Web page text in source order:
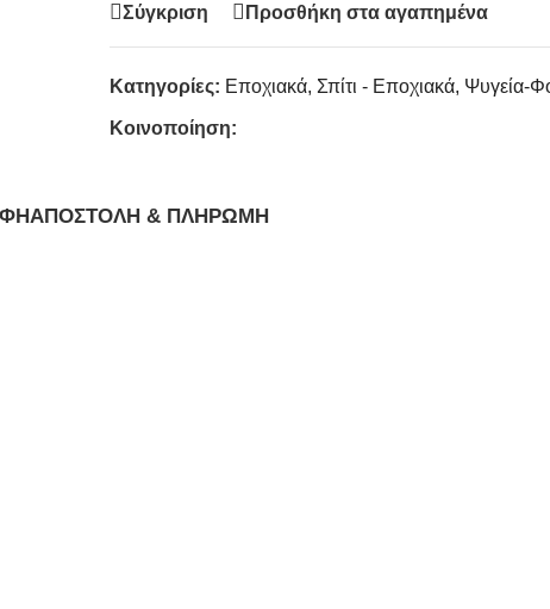
Σύγκριση Προσθήκη στα αγαπημένα
Κατηγορίες: Εποχιακά, Σπίτι - Εποχιακά, Ψυγεία-
Κοινοποίηση:
ΑΠΟΣΤΟΛΉ & ΠΛΗΡΩΜΉ